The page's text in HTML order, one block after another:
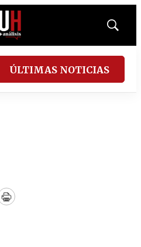
Mostrar
ÚLTIMAS NOTICIAS
Print